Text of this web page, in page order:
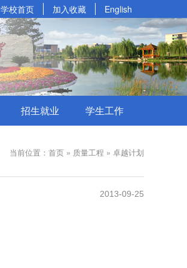
学校首页 加入收藏 English
招生就业 学生工作
当前位置：首页 » 质量工程 » 卓越计划
2013-09-25